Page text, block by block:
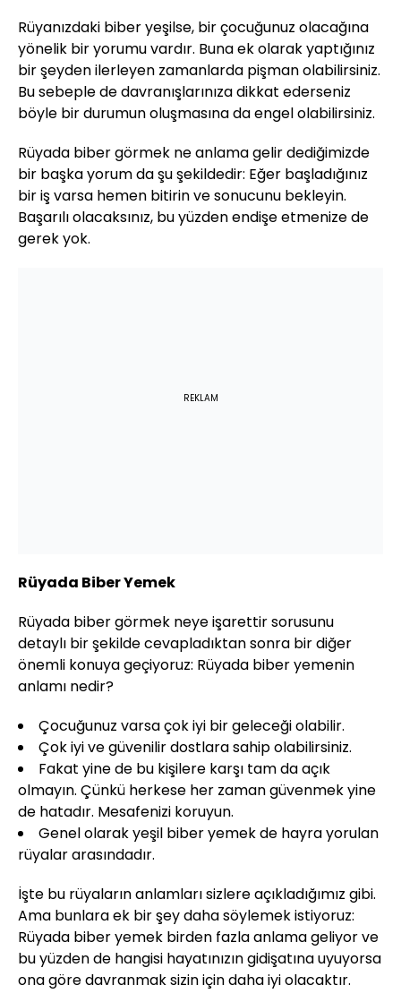
Rüyanızdaki biber yeşilse, bir çocuğunuz olacağına
yönelik bir yorumu vardır. Buna ek olarak yaptığınız
bir şeyden ilerleyen zamanlarda pişman olabilirsiniz.
Bu sebeple de davranışlarınıza dikkat ederseniz
böyle bir durumun oluşmasına da engel olabilirsiniz.
Rüyada biber görmek ne anlama gelir dediğimizde
bir başka yorum da şu şekildedir: Eğer başladığınız
bir iş varsa hemen bitirin ve sonucunu bekleyin.
Başarılı olacaksınız, bu yüzden endişe etmenize de
gerek yok.
REKLAM
Rüyada Biber Yemek
Rüyada biber görmek neye işarettir sorusunu
detaylı bir şekilde cevapladıktan sonra bir diğer
önemli konuya geçiyoruz: Rüyada biber yemenin
anlamı nedir?
Çocuğunuz varsa çok iyi bir geleceği olabilir.
Çok iyi ve güvenilir dostlara sahip olabilirsiniz.
Fakat yine de bu kişilere karşı tam da açık
olmayın. Çünkü herkese her zaman güvenmek yine
de hatadır. Mesafenizi koruyun.
Genel olarak yeşil biber yemek de hayra yorulan
rüyalar arasındadır.
İşte bu rüyaların anlamları sizlere açıkladığımız gibi.
Ama bunlara ek bir şey daha söylemek istiyoruz:
Rüyada biber yemek birden fazla anlama geliyor ve
bu yüzden de hangisi hayatınızın gidişatına uyuyorsa
ona göre davranmak sizin için daha iyi olacaktır.